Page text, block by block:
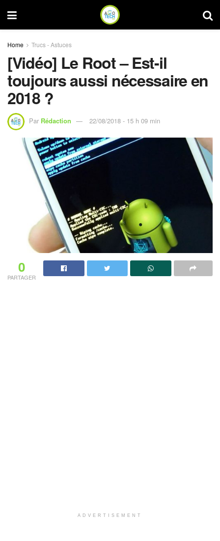
Home Trucs - Astuces
[Vidéo] Le Root – Est-il
toujours aussi nécessaire en
2018 ?
Par Rédaction 22/08/2018 - 15 h 09 min
0
PARTAGER
ADVERTISEMENT